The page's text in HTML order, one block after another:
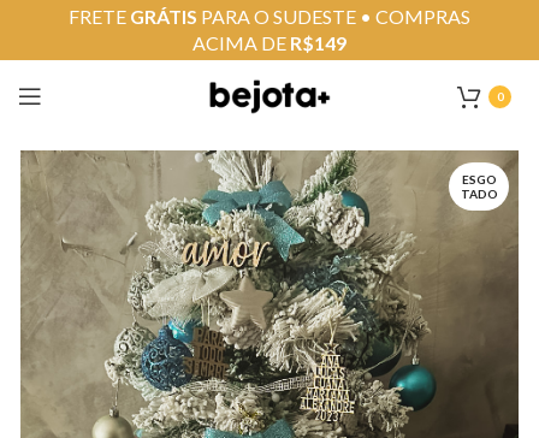
0
ESGO
TADO
FRETE GRÁTIS PARA O SUDESTE • COMPRAS
ACIMA DE R$149